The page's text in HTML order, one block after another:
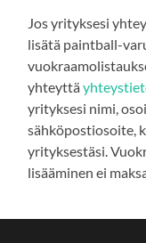
Jos yrityksesi
lisätä paintball-
yhteyttä
yrityksesi nimi,
sähköpostiosoite,
yrityksestäsi.
lisääminen ei